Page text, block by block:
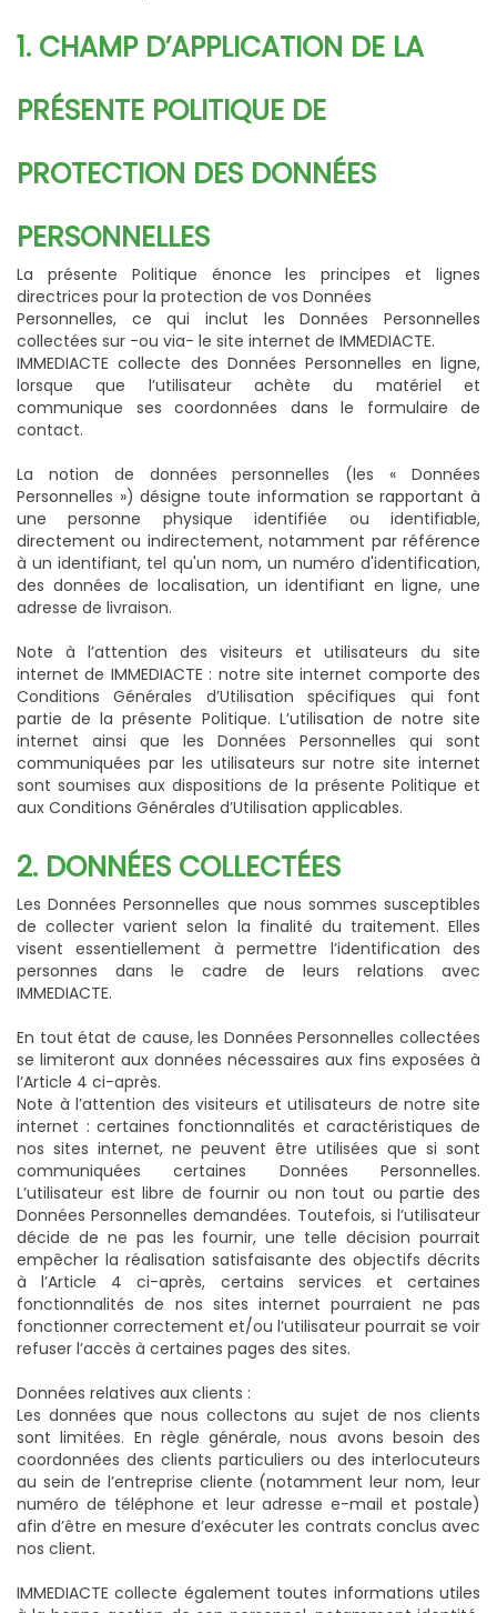
1. CHAMP D’APPLICATION DE LA
PRÉSENTE POLITIQUE DE
PROTECTION DES DONNÉES
PERSONNELLES
La présente Politique énonce les principes et lignes
directrices pour la protection de vos Données
Personnelles, ce qui inclut les Données Personnelles
collectées sur -ou via- le site internet de IMMEDIACTE.
IMMEDIACTE collecte des Données Personnelles en ligne,
lorsque que l’utilisateur achète du matériel et
communique ses coordonnées dans le formulaire de
contact.
La notion de données personnelles (les « Données
Personnelles ») désigne toute information se rapportant à
une personne physique identifiée ou identifiable,
directement ou indirectement, notamment par référence
à un identifiant, tel qu'un nom, un numéro d'identification,
des données de localisation, un identifiant en ligne, une
adresse de livraison.
Note à l’attention des visiteurs et utilisateurs du site
internet de IMMEDIACTE : notre site internet comporte des
Conditions Générales d’Utilisation spécifiques qui font
partie de la présente Politique. L’utilisation de notre site
internet ainsi que les Données Personnelles qui sont
communiquées par les utilisateurs sur notre site internet
sont soumises aux dispositions de la présente Politique et
aux Conditions Générales d’Utilisation applicables.
2. DONNÉES COLLECTÉES
Les Données Personnelles que nous sommes susceptibles
de collecter varient selon la finalité du traitement. Elles
visent essentiellement à permettre l’identification des
personnes dans le cadre de leurs relations avec
IMMEDIACTE.
En tout état de cause, les Données Personnelles collectées
se limiteront aux données nécessaires aux fins exposées à
l’Article 4 ci-après.
Note à l’attention des visiteurs et utilisateurs de notre site
internet : certaines fonctionnalités et caractéristiques de
nos sites internet, ne peuvent être utilisées que si sont
communiquées certaines Données Personnelles.
L’utilisateur est libre de fournir ou non tout ou partie des
Données Personnelles demandées. Toutefois, si l’utilisateur
décide de ne pas les fournir, une telle décision pourrait
empêcher la réalisation satisfaisante des objectifs décrits
à l’Article 4 ci-après, certains services et certaines
fonctionnalités de nos sites internet pourraient ne pas
fonctionner correctement et/ou l’utilisateur pourrait se voir
refuser l’accès à certaines pages des sites.
Données relatives aux clients :
Les données que nous collectons au sujet de nos clients
sont limitées. En règle générale, nous avons besoin des
coordonnées des clients particuliers ou des interlocuteurs
au sein de l’entreprise cliente (notamment leur nom, leur
numéro de téléphone et leur adresse e-mail et postale)
afin d’être en mesure d’exécuter les contrats conclus avec
nos client.
IMMEDIACTE collecte également toutes informations utiles